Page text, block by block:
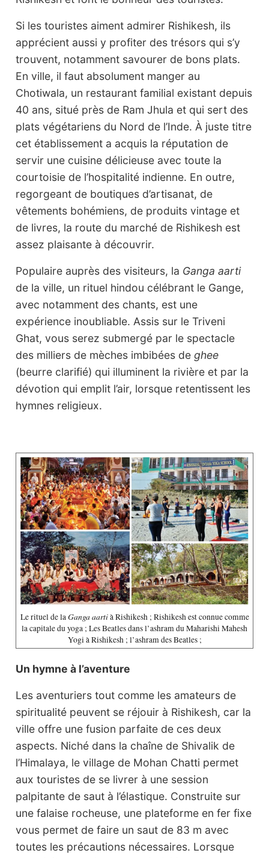
Si les touristes aiment admirer Rishikesh, ils
apprécient aussi y profiter des trésors qui s’y
trouvent, notamment savourer de bons plats.
En ville, il faut absolument manger au
Chotiwala, un restaurant familial existant depuis
40 ans, situé près de Ram Jhula et qui sert des
plats végétariens du Nord de l’Inde. À juste titre
cet établissement a acquis la réputation de
servir une cuisine délicieuse avec toute la
courtoisie de l’hospitalité indienne. En outre,
regorgeant de boutiques d’artisanat, de
vêtements bohémiens, de produits vintage et
de livres, la route du marché de Rishikesh est
assez plaisante à découvrir.
Populaire auprès des visiteurs, la Ganga aarti
de la ville, un rituel hindou célébrant le Gange,
avec notamment des chants, est une
expérience inoubliable. Assis sur le Triveni
Ghat, vous serez submergé par le spectacle
des milliers de mèches imbibées de ghee
(beurre clarifié) qui illuminent la rivière et par la
dévotion qui emplit l’air, lorsque retentissent les
hymnes religieux.
Le rituel de la Ganga aartià Rishikesh ; Rishikesh est connue comme
la capitale du yoga ; Les Beatles dans l’ashram du Maharishi Mahesh
Yogi à Rishikesh ; l’ashram des Beatles ;
Un hymne à l’aventure
Les aventuriers tout comme les amateurs de
spiritualité peuvent se réjouir à Rishikesh, car la
ville offre une fusion parfaite de ces deux
aspects. Niché dans la chaîne de Shivalik de
l’Himalaya, le village de Mohan Chatti permet
aux touristes de se livrer à une session
palpitante de saut à l’élastique. Construite sur
une falaise rocheuse, une plateforme en fer fixe
vous permet de faire un saut de 83 m avec
toutes les précautions nécessaires. Lorsque